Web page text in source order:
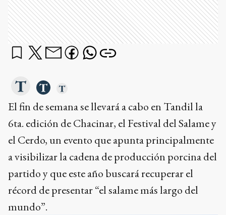
El fin de semana se llevará a cabo en Tandil la
6ta. edición de Chacinar, el Festival del Salame y
el Cerdo, un evento que apunta principalmente
a visibilizar la cadena de producción porcina del
partido y que este año buscará recuperar el
récord de presentar “el salame más largo del
mundo”.